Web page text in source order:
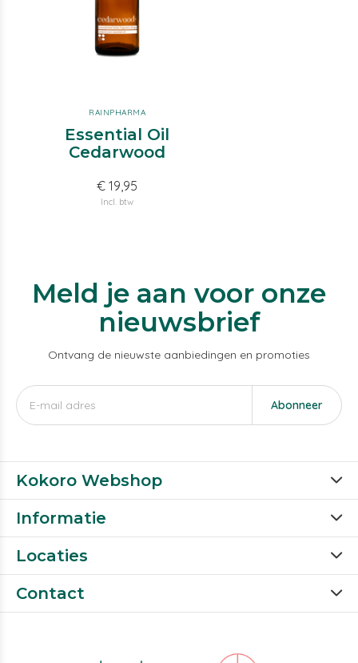
RAINPHARMA
Essential Oil
Cedarwood
€ 19,95
Incl. btw
Meld je aan voor onze
nieuwsbrief
Ontvang de nieuwste aanbiedingen en promoties
Abonneer
Kokoro Webshop
Informatie
Locaties
Contact